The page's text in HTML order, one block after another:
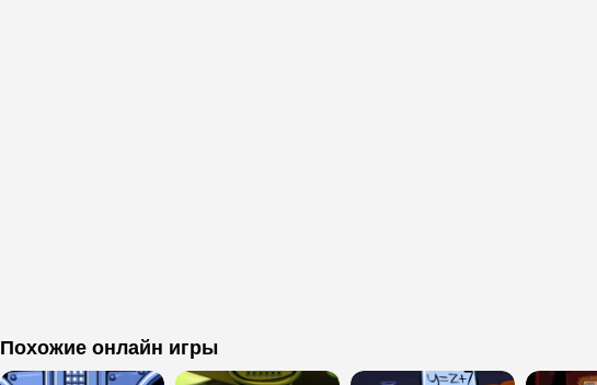
Похожие онлайн игры